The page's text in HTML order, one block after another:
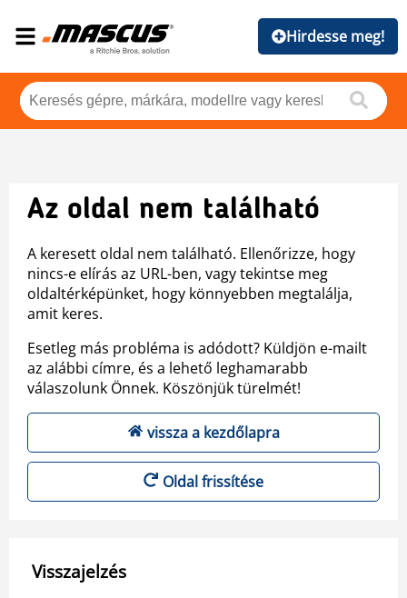
Hirdesse meg!
Az oldal nem található
A keresett oldal nem található. Ellenőrizze, hogy
nincs-e elírás az URL-ben, vagy tekintse meg
oldaltérképünket, hogy könnyebben megtalálja,
amit keres.
Esetleg más probléma is adódott? Küldjön e-mailt
az alábbi címre, és a lehető leghamarabb
válaszolunk Önnek. Köszönjük türelmét!
vissza a kezdőlapra
Oldal frissítése
Visszajelzés